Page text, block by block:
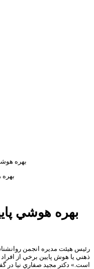
بهره
بهره هوشي
رئيس هيئت مديره انجمن
ذهني يا هوش پايين برخي از
است.» دکتر مجيد صفاري نيا در